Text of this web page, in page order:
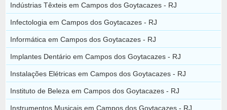
Indústrias Têxteis em Campos dos Goytacazes - RJ
Infectologia em Campos dos Goytacazes - RJ
Informática em Campos dos Goytacazes - RJ
Implantes Dentário em Campos dos Goytacazes - RJ
Instalações Elétricas em Campos dos Goytacazes - RJ
Instituto de Beleza em Campos dos Goytacazes - RJ
Instrumentos Musicais em Campos dos Goytacazes - RJ